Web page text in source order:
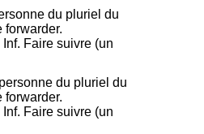
du pluriel du
forwarder.
Inf. Faire suivre (un
du pluriel du
forwarder.
Inf. Faire suivre (un